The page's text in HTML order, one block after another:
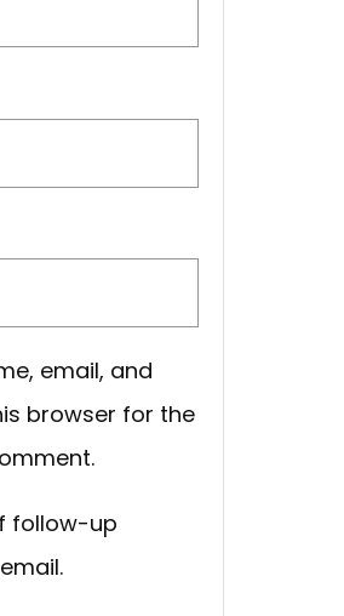
email, and
browser for the
follow-up